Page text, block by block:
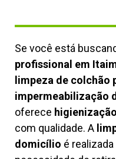
Se você está
profissional em
limpeza de colchão
impermeabilização
oferece
com qualidade. A
domicílio é